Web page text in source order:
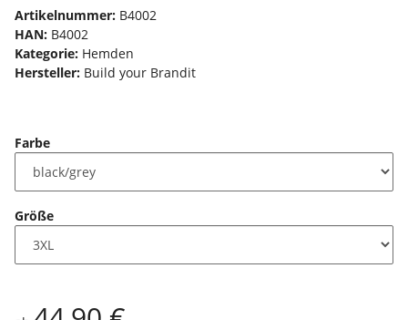
Artikelnummer: B4002
HAN: B4002
Kategorie: Hemden
Hersteller: Build your Brandit
Farbe
Größe